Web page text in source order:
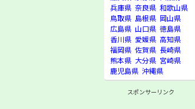
兵庫県 奈良県 和歌山県
鳥取県 島根県 岡山県
広島県 山口県 徳島県
香川県 愛媛県 高知県
福岡県 佐賀県 長崎県
熊本県 大分県 宮崎県
鹿児島県 沖縄県
スポンサーリンク